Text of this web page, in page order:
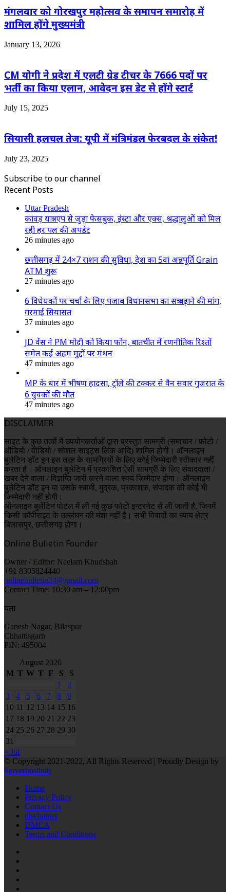
मंगलवार को गोरखपुर महोत्सव के समापन समारोह में
शामिल होंगे मुख्यमंत्री
January 13, 2026
CM योगी ने प्रदेश में एलटी ग्रेड टीचर के 7666 पदों पर
भर्ती का किया एलान, आवेदन इस डेट से होंगे स्टार्ट
July 15, 2025
सियासी हलचल तेज: यूपी में मंत्रिमंडल फेरबदल के संकेत!
July 23, 2025
Subscribe to our channel
Recent Posts
Uttar Pradesh
कांवड़ यात्रा एप से जुड़ा फेसबुक, इंस्टा और एक्स, श्रद्धालुओं को मिल
रही हर पल की अपडेट
26 minutes ago
छत्तीसगढ़ में 24×7 राशन की सुविधा, देश का 5वां अन्नपूर्ति Grain
ATM शुरू
27 minutes ago
6 विधेयकों पर चर्चा के लिए पंजाब विधानसभा का सत्र बढ़ाने की मांग,
गरमाई सियासत
37 minutes ago
JD वेंस ने PM मोदी को किया फोन, बातचीत में रणनीतिक रिश्तों
समेत कई अहम मुद्दों पर मंथन
47 minutes ago
MP के धार में भीषण हादसा, ट्रॉले की टक्कर से वैन सवार गुजरात के
6 युवकों की मौत
47 minutes ago
DISCLAIMER
साइट के कुछ तत्वों में उपयोगकर्ताओं द्वारा प्रस्तुत सामग्री (समाचार / फोटो /
ऑडियो / वीडियो / सोशल साइट्स लिंक आदि) शामिल होगी। ऑनलाइन
बुलेटिन डॉट इन इस तरह के सामग्रियों के लिए कोई जिम्मेदारी स्वीकार नहीं
करता है। ऑनलाइन बुलेटिन में प्रकाशित ऐसी सामग्री के लिए संवाददाता /
खबर देने वाला / विज्ञप्ति जारी करने वाला स्वयं जिम्मेदार होगा। ऑनलाइन
बुलेटिन डॉट इन या उसके स्वामी, मुद्रक, प्रकाशक, संपादक की कोई भी
जिम्मेदारी नहीं होगी।
ऑनलाइन बुलेटिन पोर्टल में ली गई कुछ फोटो इन्टरनेट से ली जाती है, जिनमें
किसी कॉपीराइट के उल्लंघन की मंशा नहीं है। सभी विवादों का न्याय क्षेत्र
बिलासपुर, छत्तीसगढ़ होगा।
Online Bulletin Founder
Owner / Editor: Neelam Khudshah
+91 8305824440
onlinebulletin24@gmail.com
Contact Time: 10:30 am – 12:00pm
पता
Ganesh Nagar, Bilaspur
Chhattisgarh
PIN: 495004
August 2026
M T W T F S
S
1
2
3
4 5 6 7 8
9
10 11 12 13 14 15 16
17 18 19 20 21 22 23
24 25 26 27 28 29 30
31
« Jul
© Copyright 2021-2022, All Rights Reserved | Proudly Design by
Serverhosthub
Home
Privacy Policy
Contact Us
disclaimer
DMCA
Terms and Conditions